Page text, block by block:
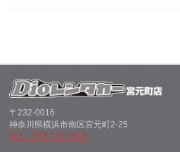
〒232-0016
神奈川県横浜市南区宮元町2-25
TEL：045-731-9505